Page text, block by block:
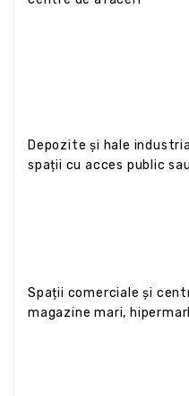
Depozite și hale
spații cu acces public
Spații comerciale și
magazine mari,